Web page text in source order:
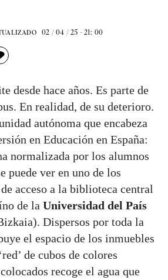
02 / 04 / 25 - 21: 00
desde hace años. Es parte de
En realidad, de su deterioro.
autónoma que encabeza
en Educación en España:
normalizada por los alumnos
puede ver en uno de los
acceso a la biblioteca central
de la Universidad del País
Dispersos por toda la
el espacio de los inmuebles
de cubos de colores
recoge el agua que